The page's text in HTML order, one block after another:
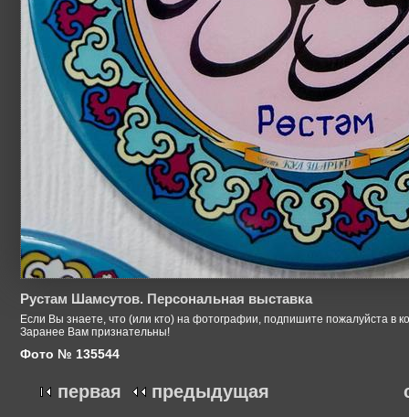
Рустам Шамсутов. Персональная выставка
Если Вы знаете, что (или кто) на фотографии, подпишите пожалуйста в
Заранее Вам признательны!
Фото № 135544
первая предыдущая